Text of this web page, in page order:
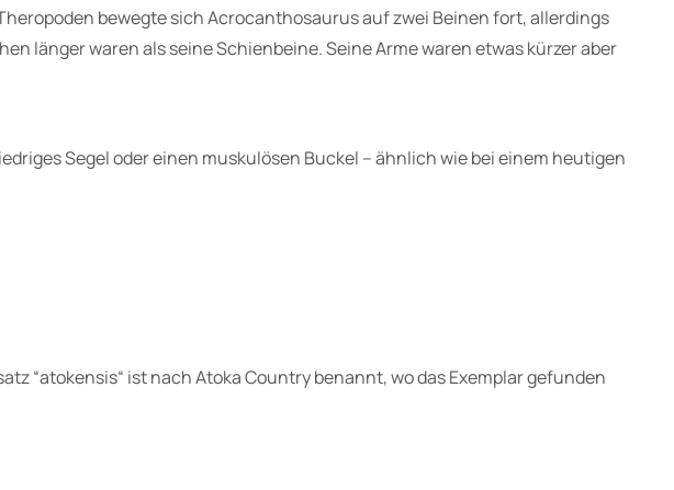
bewegte sich Acrocanthosaurus auf zwei Beinen fort, allerdings
länger waren als seine Schienbeine. Seine Arme waren etwas kürzer aber
Segel oder einen muskulösen Buckel – ähnlich wie bei einem heutigen
“atokensis“ ist nach Atoka Country benannt, wo das Exemplar gefunden